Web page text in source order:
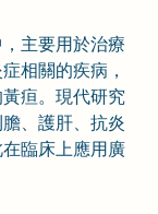
主要用於治療
相關的疾病，
疸。現代研究
、護肝、抗炎
臨床上應用廣